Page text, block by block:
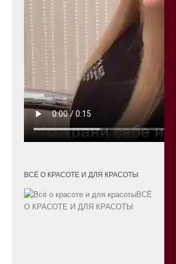
ВСЁ О КРАСОТЕ И ДЛЯ КРАСОТЫ
ВСЁ
О КРАСОТЕ И ДЛЯ КРАСОТЫ